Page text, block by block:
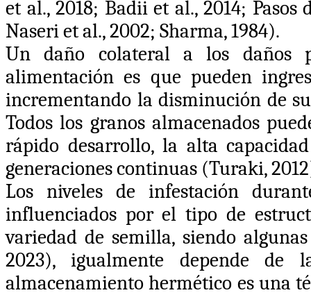
et al., 2018; Badii et al., 2014; Pasos
Naseri et al., 2002; Sharma, 1984).
Un daño colateral a los daños
alimentación es que pueden
incrementando la disminución de
Todos los granos almacenados
rápido desarrollo, la alta
generaciones continuas (Turaki,
Los niveles de infestación
influenciados por el tipo de
variedad de semilla, siendo
2023), igualmente depende de
almacenamiento hermético es una